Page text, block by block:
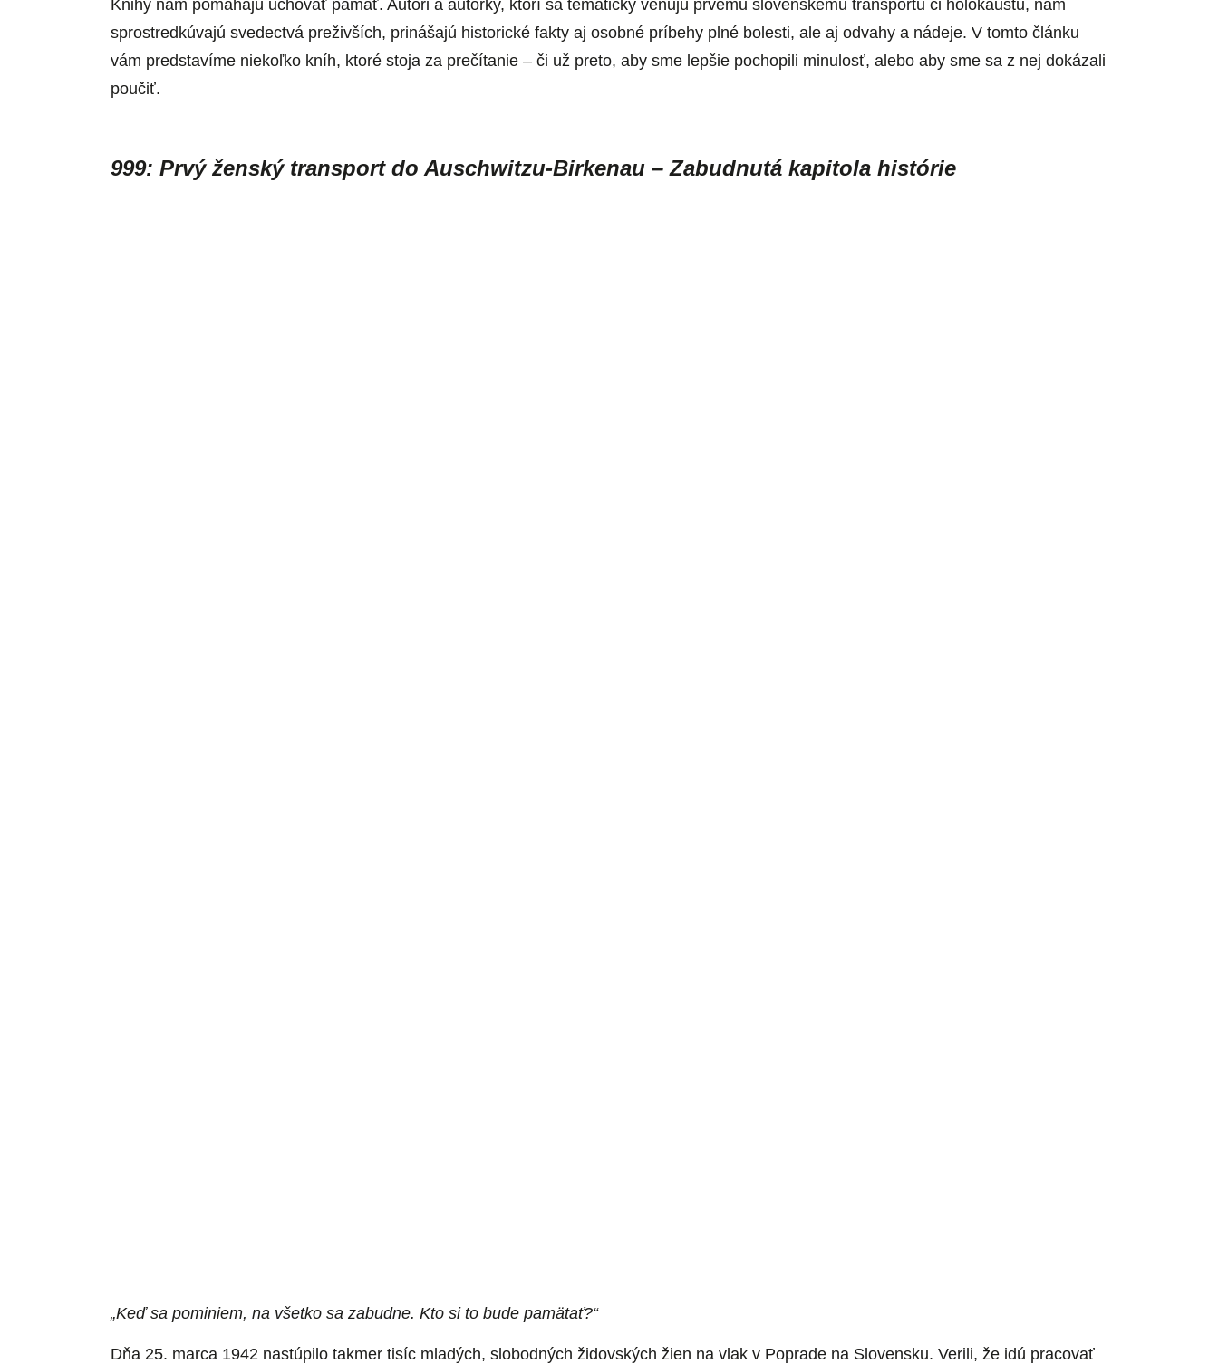
Knihy nám pomáhajú uchovať pamäť. Autori a autorky, ktorí sa tematicky venujú prvému slovenskému transportu či holokaustu, nám
sprostredkúvajú svedectvá preživších, prinášajú historické fakty aj osobné príbehy plné bolesti, ale aj odvahy a nádeje. V tomto článku
vám predstavíme niekoľko kníh, ktoré stoja za prečítanie – či už preto, aby sme lepšie pochopili minulosť, alebo aby sme sa z nej dokázali
poučiť.
999: Prvý ženský transport do Auschwitzu-Birkenau – Zabudnutá kapitola histórie
„Keď sa pominiem, na všetko sa zabudne. Kto si to bude pamätať?“
Dňa 25. marca 1942 nastúpilo takmer tisíc mladých, slobodných židovských žien na vlak v Poprade na Slovensku. Verili, že idú pracovať